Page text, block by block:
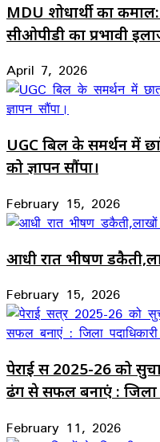
MDU शोधार्थी का
सीओपीडी का प्रभावी
April 7, 2026
UGC बिल के समर्थन में
को ज्ञापन सौंपा।
February 15, 2026
आधी रात भीषण
February 15, 2026
पेराई सत्र 2025-26 को
ढंग से सफल बनाएं : जिला
February 11, 2026